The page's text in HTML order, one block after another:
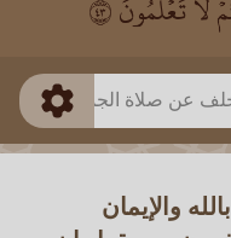
ذكي
والإيمان